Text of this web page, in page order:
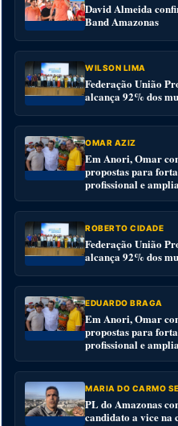
David Almeida
Band Amazonas
WILSON LIMA
Federação União
alcança 92% dos
OMAR AZIZ
Em Anori, Omar
propostas para
profissional e
ROBERTO CIDADE
Federação União
alcança 92% dos
EDUARDO BRAGA
Em Anori, Omar
propostas para
profissional e
MARIA DO CARMO
PL do Amazonas
candidato a vice na